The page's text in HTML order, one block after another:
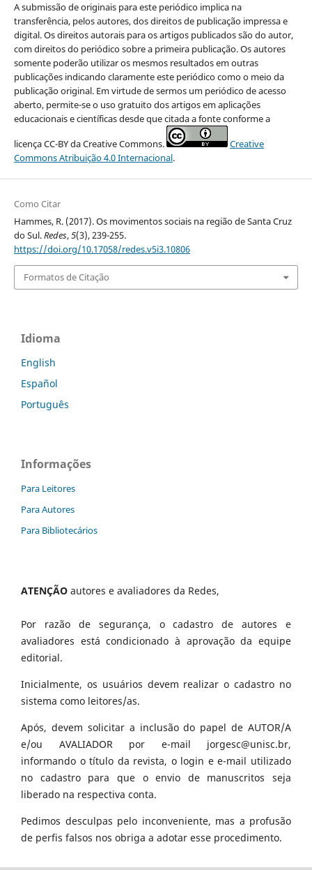
A submissão de originais para este periódico implica na
transferência, pelos autores, dos direitos de publicação impressa e
digital. Os direitos autorais para os artigos publicados são do autor,
com direitos do periódico sobre a primeira publicação. Os autores
somente poderão utilizar os mesmos resultados em outras
publicações indicando claramente este periódico como o meio da
publicação original. Em virtude de sermos um periódico de acesso
aberto, permite-se o uso gratuito dos artigos em aplicações
educacionais e científicas desde que citada a fonte conforme a
licença CC-BY da Creative Commons.
Creative
Commons Atribuição 4.0 Internacional.
Como Citar
Hammes, R. (2017). Os movimentos sociais na região de Santa Cruz
do Sul.Redes,5(3), 239-255.
https://doi.org/10.17058/redes.v5i3.10806
Formatos de Citação
Idioma
English
Español
Português
Informações
Para Leitores
Para Autores
Para Bibliotecários
ATENÇÃO autores e avaliadores da Redes,
Por razão de segurança, o cadastro de autores e
avaliadores está condicionado à aprovação da equipe
editorial.
Inicialmente, os usuários devem realizar o cadastro no
sistema como leitores/as.
Após, devem solicitar a inclusão do papel de AUTOR/A
e/ou AVALIADOR por e-mail jorgesc@unisc.br,
informando o título da revista, o login e e-mail utilizado
no cadastro para que o envio de manuscritos seja
liberado na respectiva conta.
Pedimos desculpas pelo inconveniente, mas a profusão
de perfis falsos nos obriga a adotar esse procedimento.